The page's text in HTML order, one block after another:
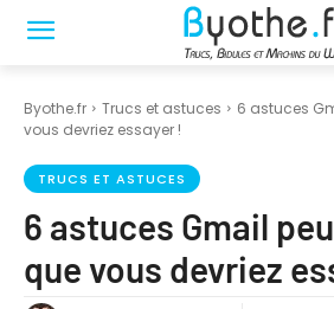
Byothe.fr Trucs et astuces
6 astuces
vous devriez essayer !
TRUCS ET ASTUCES
6 astuces Gmail
que vous devriez